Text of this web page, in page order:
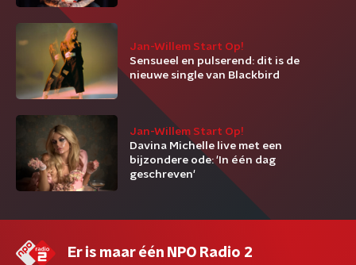
Jan-Willem Start Op!
Sensueel en pulserend: dit is de
nieuwe single van Blackbird
Jan-Willem Start Op!
Davina Michelle live met een
bijzondere ode: 'In één dag
geschreven'
Er is maar één NPO Radio 2